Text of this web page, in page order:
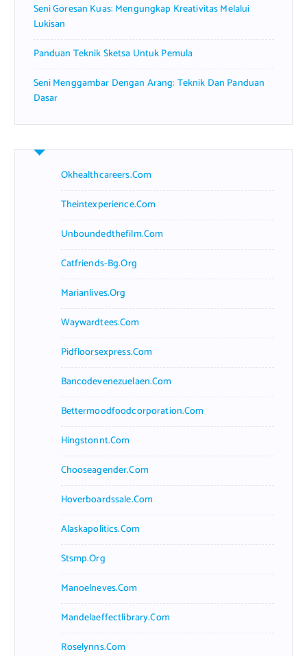
Seni Goresan Kuas: Mengungkap Kreativitas Melalui
Lukisan
Panduan Teknik Sketsa Untuk Pemula
Seni Menggambar Dengan Arang: Teknik Dan Panduan
Dasar
Okhealthcareers.com
Theintexperience.com
Unboundedthefilm.com
Catfriends-Bg.org
Marianlives.org
Waywardtees.com
Pidfloorsexpress.com
Bancodevenezuelaen.com
Bettermoodfoodcorporation.com
Hingstonnt.com
Chooseagender.com
Hoverboardssale.com
Alaskapolitics.com
Stsmp.org
Manoelneves.com
Mandelaeffectlibrary.com
Roselynns.com